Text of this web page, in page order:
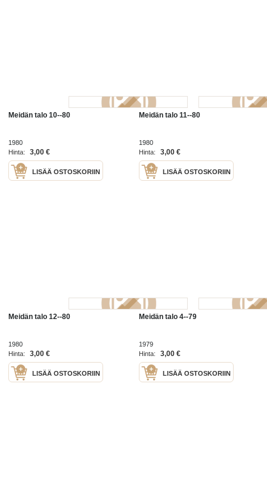
Meidän talo 10--80
1980
Hinta:
3,00 €
LISÄÄ OSTOSKORIIN
Meidän talo 11--80
1980
Hinta:
3,00 €
LISÄÄ OSTOSKORIIN
Meidän talo 12--80
1980
Hinta:
3,00 €
LISÄÄ OSTOSKORIIN
Meidän talo 4--79
1979
Hinta:
3,00 €
LISÄÄ OSTOSKORIIN